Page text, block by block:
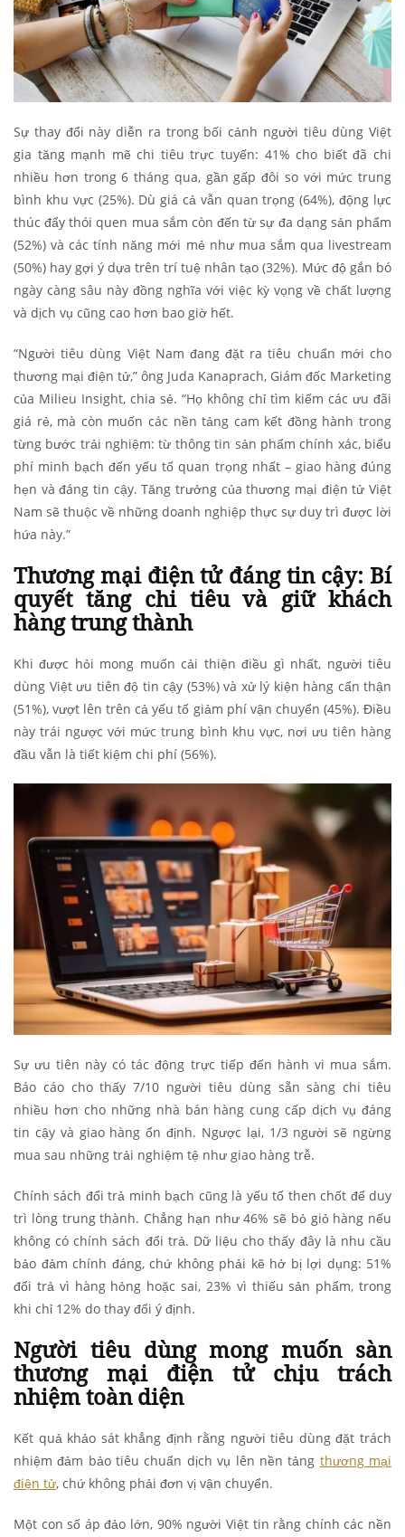
Sự thay đổi này diễn ra trong bối cảnh người tiêu dùng Việt
gia tăng mạnh mẽ chi tiêu trực tuyến: 41% cho biết đã chi
nhiều hơn trong 6 tháng qua, gần gấp đôi so với mức trung
bình khu vực (25%). Dù giá cả vẫn quan trọng (64%), động lực
thúc đẩy thói quen mua sắm còn đến từ sự đa dạng sản phẩm
(52%) và các tính năng mới mẻ như mua sắm qua livestream
(50%) hay gợi ý dựa trên trí tuệ nhân tạo (32%). Mức độ gắn bó
ngày càng sâu này đồng nghĩa với việc kỳ vọng về chất lượng
và dịch vụ cũng cao hơn bao giờ hết.
“Người tiêu dùng Việt Nam đang đặt ra tiêu chuẩn mới cho
thương mại điện tử,” ông Juda Kanaprach, Giám đốc Marketing
của Milieu Insight, chia sẻ. “Họ không chỉ tìm kiếm các ưu đãi
giá rẻ, mà còn muốn các nền tảng cam kết đồng hành trong
từng bước trải nghiệm: từ thông tin sản phẩm chính xác, biểu
phí minh bạch đến yếu tố quan trọng nhất – giao hàng đúng
hẹn và đáng tin cậy. Tăng trưởng của thương mại điện tử Việt
Nam sẽ thuộc về những doanh nghiệp thực sự duy trì được lời
hứa này.”
Thương mại điện tử đáng tin cậy: Bí
quyết tăng chi tiêu và giữ khách
hàng trung thành
Khi được hỏi mong muốn cải thiện điều gì nhất, người tiêu
dùng Việt ưu tiên độ tin cậy (53%) và xử lý kiện hàng cẩn thận
(51%), vượt lên trên cả yếu tố giảm phí vận chuyển (45%). Điều
này trái ngược với mức trung bình khu vực, nơi ưu tiên hàng
đầu vẫn là tiết kiệm chi phí (56%).
Sự ưu tiên này có tác động trực tiếp đến hành vi mua sắm.
Báo cáo cho thấy 7/10 người tiêu dùng sẵn sàng chi tiêu
nhiều hơn cho những nhà bán hàng cung cấp dịch vụ đáng
tin cậy và giao hàng ổn định. Ngược lại, 1/3 người sẽ ngừng
mua sau những trải nghiệm tệ như giao hàng trễ.
Chính sách đổi trả minh bạch cũng là yếu tố then chốt để duy
trì lòng trung thành. Chẳng hạn như 46% sẽ bỏ giỏ hàng nếu
không có chính sách đổi trả. Dữ liệu cho thấy đây là nhu cầu
bảo đảm chính đáng, chứ không phải kẽ hở bị lợi dụng: 51%
đổi trả vì hàng hỏng hoặc sai, 23% vì thiếu sản phẩm, trong
khi chỉ 12% do thay đổi ý định.
Người tiêu dùng mong muốn sàn
thương mại điện tử chịu trách
nhiệm toàn diện
Kết quả khảo sát khẳng định rằng người tiêu dùng đặt trách
nhiệm đảm bảo tiêu chuẩn dịch vụ lên nền tảng thương mại
điện tử, chứ không phải đơn vị vận chuyển.
Một con số áp đảo lớn, 90% người Việt tin rằng chính các nền